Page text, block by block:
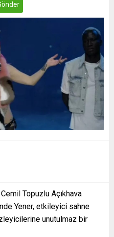
Topuzlu Açıkhava
Yener, etkileyici sahne
unutulmaz bir